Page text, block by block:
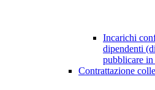
Incarichi
dipendenti
pubblicare in
Contrattazione